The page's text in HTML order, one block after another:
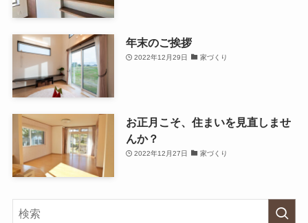
年末のご挨拶
2022年12月29日 家づくり
お正月こそ、住まいを見直しませ
んか？
2022年12月27日 家づくり